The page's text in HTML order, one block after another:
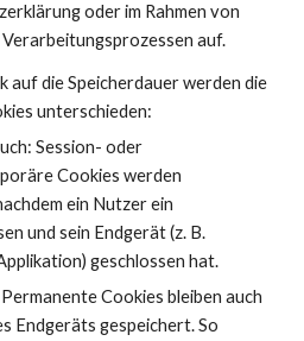
oder im Rahmen von
auf.
auf die Speicherdauer werden die
unterschieden:
Session- oder
Cookies werden
ein Nutzer ein
und sein Endgerät (z. B.
geschlossen hat.
Cookies bleiben auch
Endgeräts gespeichert. So